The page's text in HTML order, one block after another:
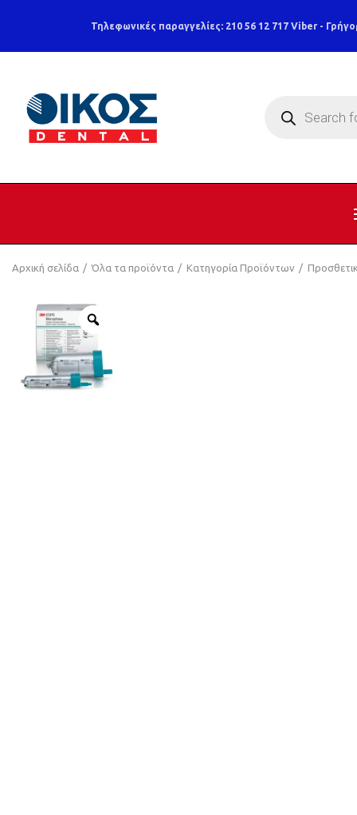
Τηλεφωνικές παραγγελίες: 210 56 12 717 Viber -
search
Αρχική σελίδα Όλα τα προϊόντα Κατηγορία Προϊόντων